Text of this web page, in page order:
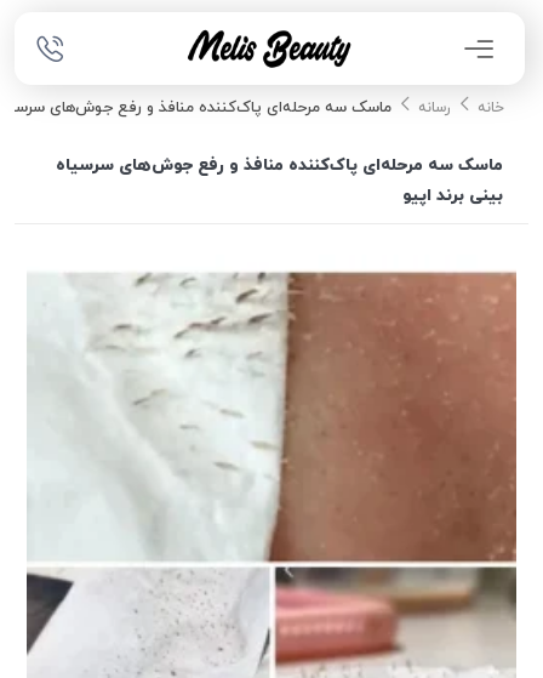
خانه رسانه ماسک سه مرحله‌ای پاک‌کننده منافذ و رفع جوش‌های سرسیاه
ماسک سه مرحله‌ای پاک‌کننده منافذ و رفع جوش‌های سرسیاه
بینی برند اپیو